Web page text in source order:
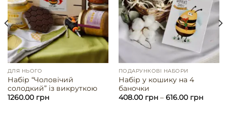
ДЛЯ НЬОГО
Набір “Чоловічий
солодкий” із викруткою
1260.00 грн
ПОДАРУНКОВІ НАБОРИ
Набір у кошику на 4
баночки
408.00 грн– 616.00 грн